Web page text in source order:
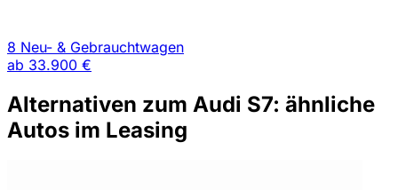
8 Neu- & Gebrauchtwagen
ab 33.900 €
Alternativen zum Audi S7: ähnliche
Autos im Leasing